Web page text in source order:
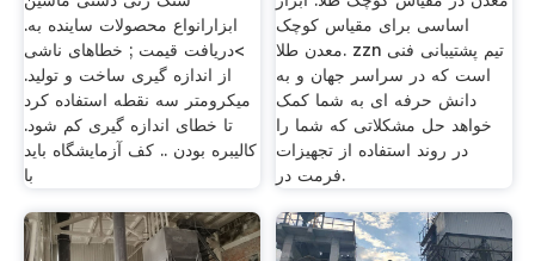
ابزارانواع محصولات ساینده به.
>دریافت قیمت ; خطاهای ناشی
از اندازه گیری ساخت و تولید.
میکرومتر سه نقطه استفاده کرد
تا خطای اندازه گیری کم شود.
کالیبره بودن .. کف آزمایشگاه باید
با
اساسی برای مقیاس کوچک
معدن طلا. zzn تیم پشتیبانی فنی
است که در سراسر جهان و به
دانش حرفه ای به شما کمک
خواهد حل مشکلاتی که شما را
در روند استفاده از تجهیزات
.فرمت در